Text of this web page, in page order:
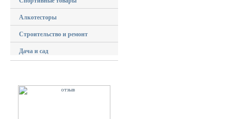
Алкотесторы
Строительство и ремонт
Дача и сад